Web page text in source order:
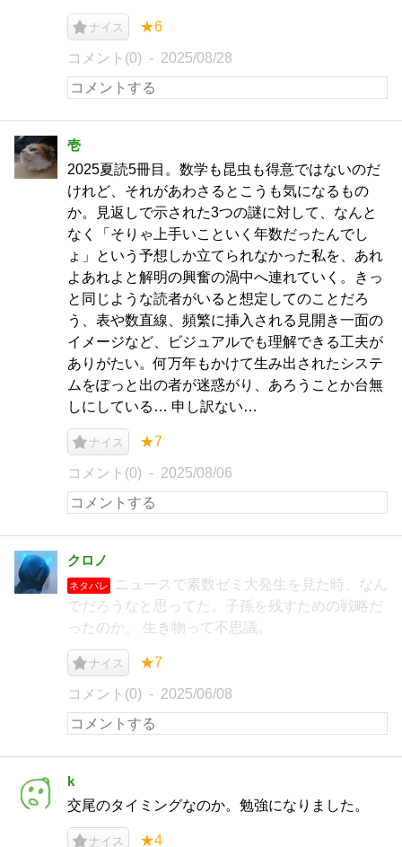
ナイス ★6
コメント(0) 2025/08/28
壱
2025夏読5冊目。数学も昆虫も得意ではないのだ
けれど、それがあわさるとこうも気になるもの
か。見返しで示された3つの謎に対して、なんと
なく「そりゃ上手いこといく年数だったんでし
ょ」という予想しか立てられなかった私を、あれ
よあれよと解明の興奮の渦中へ連れていく。きっ
と同じような読者がいると想定してのことだろ
う、表や数直線、頻繁に挿入される見開き一面の
イメージなど、ビジュアルでも理解できる工夫が
ありがたい。何万年もかけて生み出されたシステ
ムをぽっと出の者が迷惑がり、あろうことか台無
しにしている… 申し訳ない…
ナイス ★7
コメント(0) 2025/08/06
クロノ
ネタバレ
ニュースで素数ゼミ大発生を見た時、なん
でだろうなと思ってた。子孫を残すための戦略だ
ったのか。 生き物って不思議。
ナイス ★7
コメント(0) 2025/06/08
k
交尾のタイミングなのか。勉強になりました。
ナイス ★4